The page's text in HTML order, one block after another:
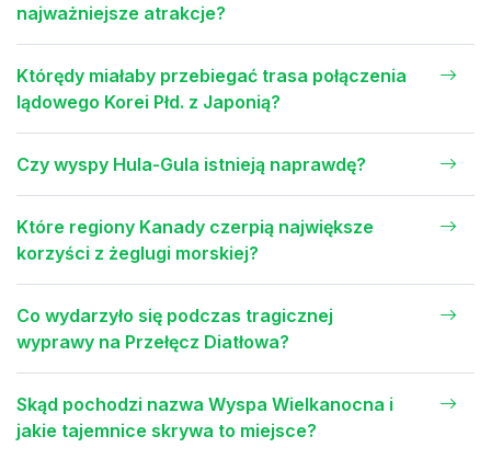
najważniejsze atrakcje?
Którędy miałaby przebiegać trasa połączenia
lądowego Korei Płd. z Japonią?
Czy wyspy Hula-Gula istnieją naprawdę?
Które regiony Kanady czerpią największe
korzyści z żeglugi morskiej?
Co wydarzyło się podczas tragicznej
wyprawy na Przełęcz Diatłowa?
Skąd pochodzi nazwa Wyspa Wielkanocna i
jakie tajemnice skrywa to miejsce?